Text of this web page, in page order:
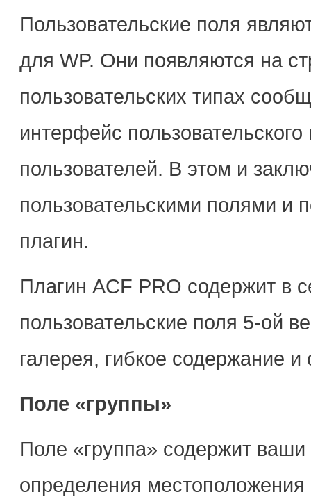
Пользовательские поля
для WP. Они появляются на
пользовательских типах
интерфейс
пользователей. В этом и
пользовательскими полями и
плагин.
Плагин ACF PRO содержит в
пользовательские поля 5-ой
галерея, гибкое содержание
Поле «группы»
Поле «группа» содержит ваши
определения